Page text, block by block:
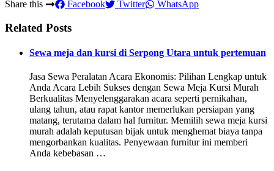
Share this Facebook Twitter WhatsApp
Related Posts
Sewa meja dan kursi di Serpong Utara untuk pertemuan
Jasa Sewa Peralatan Acara Ekonomis: Pilihan Lengkap untuk
Anda Acara Lebih Sukses dengan Sewa Meja Kursi Murah
Berkualitas Menyelenggarakan acara seperti pernikahan,
ulang tahun, atau rapat kantor memerlukan persiapan yang
matang, terutama dalam hal furnitur. Memilih sewa meja kursi
murah adalah keputusan bijak untuk menghemat biaya tanpa
mengorbankan kualitas. Penyewaan furnitur ini memberi
Anda kebebasan …